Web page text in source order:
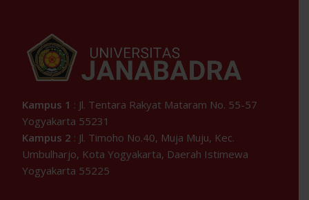
Kampus 1 : Jl. Tentara Rakyat Mataram No. 55-57
Yogyakarta 55231
Kampus 2 : Jl. Timoho No.40, Muja Muju, Kec.
Umbulharjo, Kota Yogyakarta, Daerah Istimewa
Yogyakarta 55225